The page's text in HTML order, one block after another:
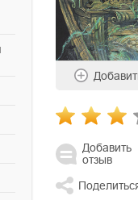
Добавить
отзыв